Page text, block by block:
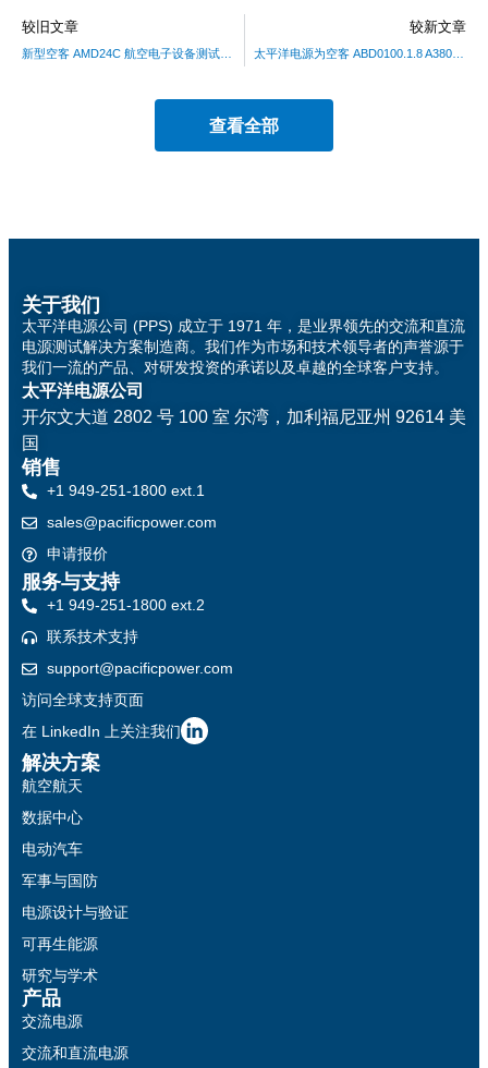
较旧文章 较新文章
太平洋电源为空客 ABD0100.1.8 A380 航电测试选项增加直流电源符合性测试功能
查看全部
关于我们
太平洋电源公司 (PPS) 成立于 1971 年，是业界领先的交流和直流
电源测试解决方案制造商。我们作为市场和技术领导者的声誉源于
我们一流的产品、对研发投资的承诺以及卓越的全球客户支持。
太平洋电源公司
开尔文大道 2802 号 100 室 尔湾，加利福尼亚州 92614 美
国
解决方案
航空航天
数据中心
电动汽车
军事与国防
电源设计与验证
可再生能源
研究与学术
产品
交流电源
交流和直流电源
销售
+1 949-251-1800 ext.1
sales@pacificpower.com
申请报价
服务与支持
+1 949-251-1800 ext.2
联系技术支持
support@pacificpower.com
访问全球支持页面
在 LinkedIn 上关注我们